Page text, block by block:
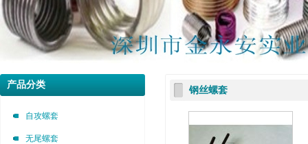
深圳市金永安装实业有限公司 0755-88843616
深圳市金永安装实业有限公司 0755-88843616
深圳市金永安装实业有限公司 0755-88843616
产品分类
自攻螺套
无尾螺套
钢丝螺套